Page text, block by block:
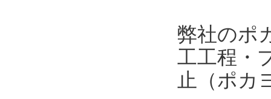
弊社のポ
工工程・
止（ポカ